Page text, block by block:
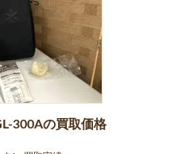
300Aの買取価格